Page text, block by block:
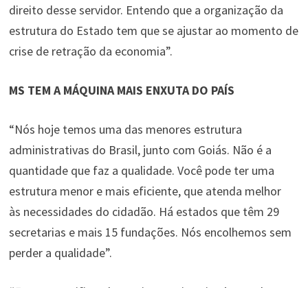
direito desse servidor. Entendo que a organização da
estrutura do Estado tem que se ajustar ao momento de
crise de retração da economia”.
MS TEM A MÁQUINA MAIS ENXUTA DO PAÍS
“Nós hoje temos uma das menores estrutura
administrativas do Brasil, junto com Goiás. Não é a
quantidade que faz a qualidade. Você pode ter uma
estrutura menor e mais eficiente, que atenda melhor
às necessidades do cidadão. Há estados que têm 29
secretarias e mais 15 fundações. Nós encolhemos sem
perder a qualidade”.